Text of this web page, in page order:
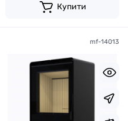
Купити
mf-14013